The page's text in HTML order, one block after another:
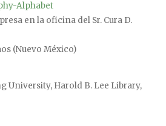
Alphabet
en la oficina del Sr. Cura D.
(Nuevo México)
University, Harold B. Lee Library,